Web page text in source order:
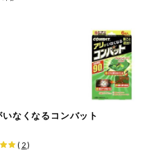
カシューナ
マカ
ッケージの表示をご確認く
いなくなるコンバット
( 2)